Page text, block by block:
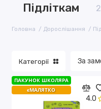
Підліткам
Головна Дорослішання
Статеве виховання
Категорії
4.0
ПАКУНОК ШКОЛЯРА
єМАЛЯТКО